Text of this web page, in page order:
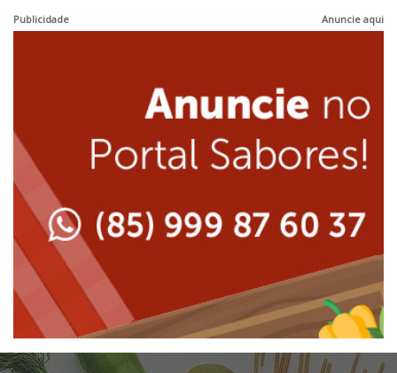
Japonesa e Oriental
Lanchonetes
Massas
Peixes e Frutos do Mar
Peixes e Frutos do Mar
Pizzarias
Portuguesa
Publicidade Anuncie aqui